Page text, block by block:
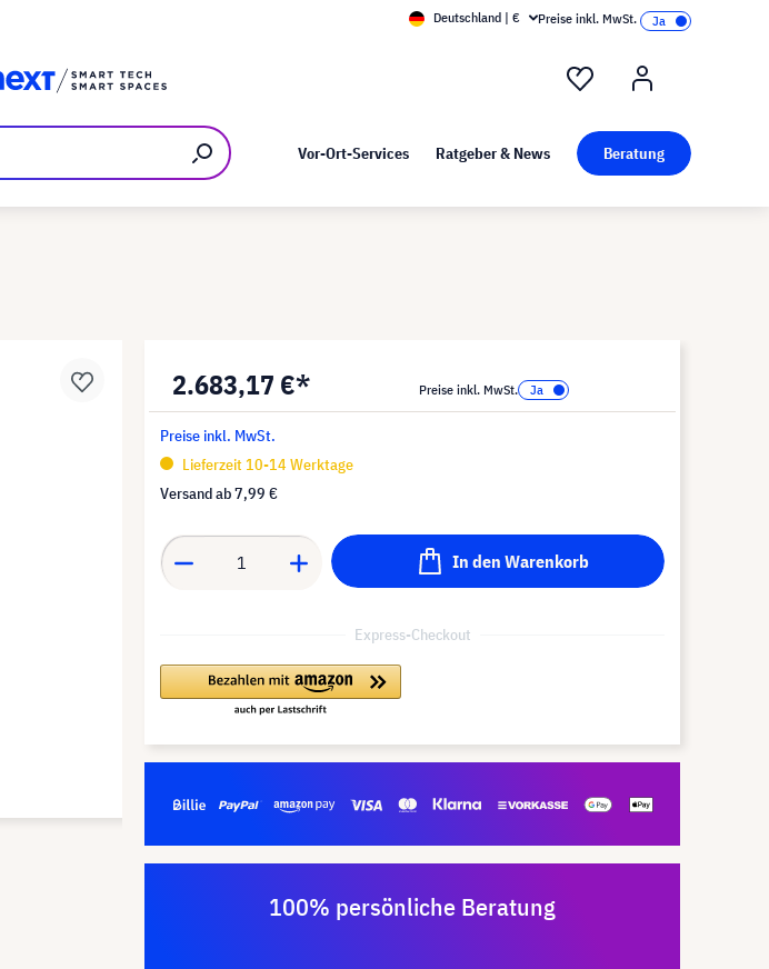
Kunst bei visunext
Deutschland | € Preise inkl. MwSt.
Vor-Ort-Services Ratgeber & News Beratung
2.683,17 €* Preise inkl. MwSt.
Preise inkl. MwSt.
Lieferzeit 10-14 Werktage
Versand ab7,99 €
In den Warenkorb
Express-Checkout
100% persönliche Beratung